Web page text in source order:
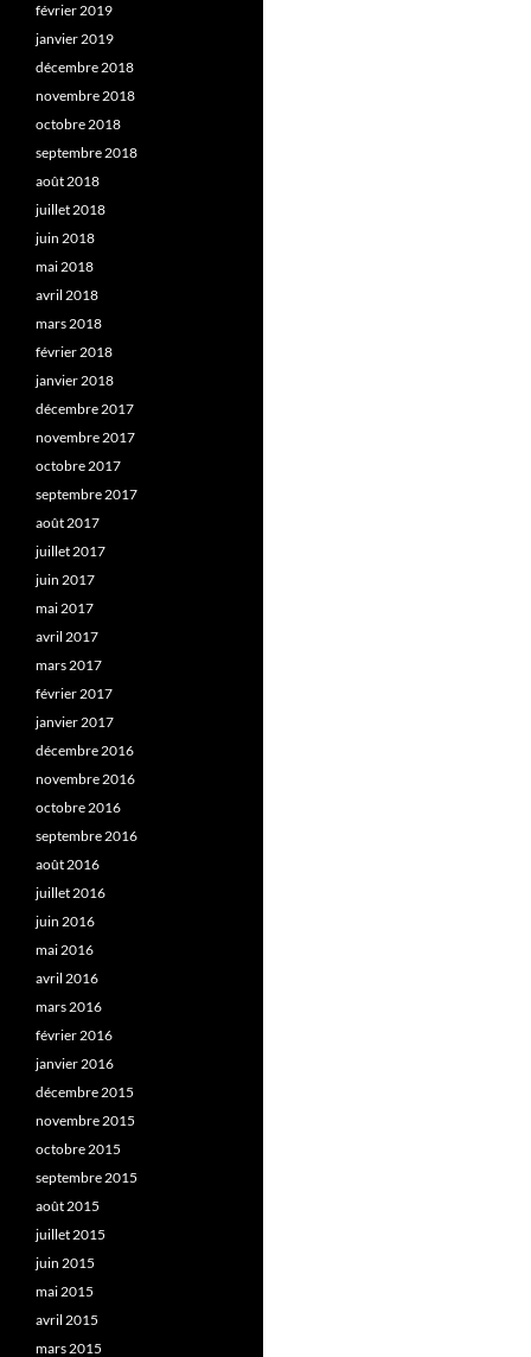
février 2019
janvier 2019
décembre 2018
novembre 2018
octobre 2018
septembre 2018
août 2018
juillet 2018
juin 2018
mai 2018
avril 2018
mars 2018
février 2018
janvier 2018
décembre 2017
novembre 2017
octobre 2017
septembre 2017
août 2017
juillet 2017
juin 2017
mai 2017
avril 2017
mars 2017
février 2017
janvier 2017
décembre 2016
novembre 2016
octobre 2016
septembre 2016
août 2016
juillet 2016
juin 2016
mai 2016
avril 2016
mars 2016
février 2016
janvier 2016
décembre 2015
novembre 2015
octobre 2015
septembre 2015
août 2015
juillet 2015
juin 2015
mai 2015
avril 2015
mars 2015